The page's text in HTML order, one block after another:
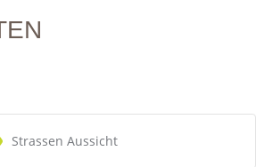
Strassen Aussicht